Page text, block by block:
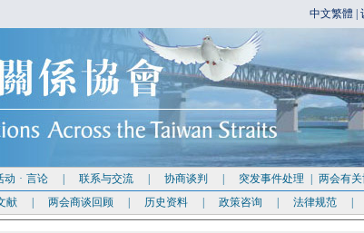
中文繁體
动 · 言论 联系与交流 协商谈判 突发事件处理 两会有
献 两会商谈回顾 历史资料 政策咨询 法律规范